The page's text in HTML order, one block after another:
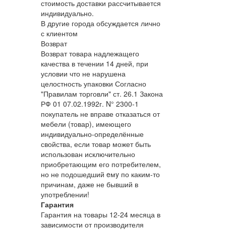
стоимость доставки рассчитывается
индивидуально.
В другие города обсуждается лично
с клиентом
Возврат
Возврат товара надлежащего
качества в течении 14 дней, при
условии что не нарушена
целостность упаковки Согласно
"Правилам торговли" ст. 26.1 Закона
РФ 01 07.02.1992г. N° 2300-1
покупатель не вправе отказаться от
мебели (товар), имеющего
индивидуально-определённые
свойства, если товар может быть
использован исключительно
приобретающим его потребителем,
но не подошедший eмy по каким-то
причинам, даже не бывший в
употреблении!
Гарантия
Гарантия на товары 12-24 месяца в
зависимости от производителя